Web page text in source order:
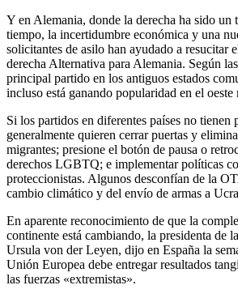
Y en Alemania, donde la derecha ha sido un
tiempo, la incertidumbre económica y una
solicitantes de asilo han ayudado a resucitar
derecha Alternativa para Alemania. Según
principal partido en los antiguos estados
incluso está ganando popularidad en el
Si los partidos en diferentes países no tienen
generalmente quieren cerrar puertas y
migrantes; presione el botón de pausa o
derechos LGBTQ; e implementar políticas
proteccionistas. Algunos desconfían de la
cambio climático y del envío de armas a
En aparente reconocimiento de que la
continente está cambiando, la presidenta de
Ursula von der Leyen, dijo en España la
Unión Europea debe entregar resultados
las fuerzas «extremistas».